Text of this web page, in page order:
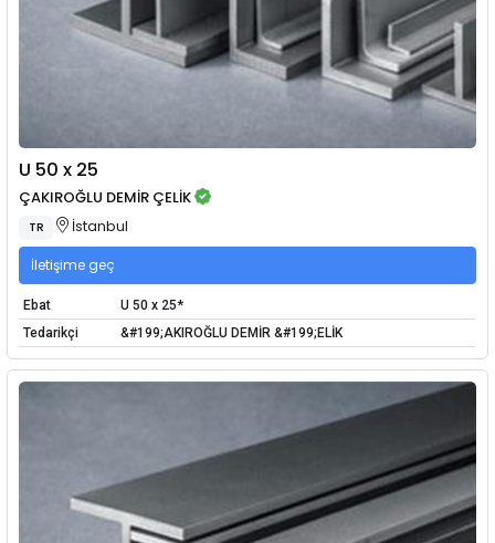
U 50 x 25
ÇAKIROĞLU DEMİR ÇELİK
TR İstanbul
İletişime geç
Ebat
U 50 x 25*
Tedarikçi
&#199;AKIROĞLU DEMİR &#199;ELİK